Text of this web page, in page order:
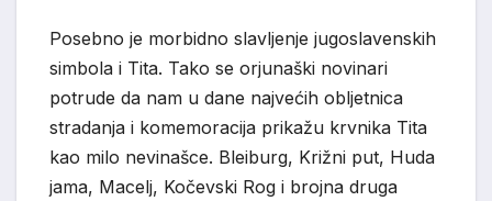
Posebno je morbidno slavljenje jugoslavenskih
simbola i Tita. Tako se orjunaški novinari
potrude da nam u dane najvećih obljetnica
stradanja i komemoracija prikažu krvnika Tita
kao milo nevinašce. Bleiburg, Križni put, Huda
jama, Macelj, Kočevski Rog i brojna druga